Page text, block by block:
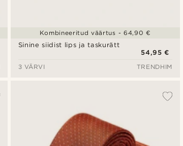
Sinine siidist lips ja taskurätt
54,95 €
Kombineeritud väärtus - 64,90 €
3 VÄRVI TRENDHIM